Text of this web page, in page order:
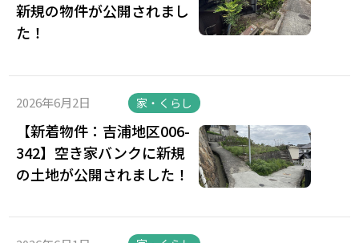
新規の物件が公開されまし
た！
2026年6月2日 家・くらし
【新着物件：吉浦地区006-
342】空き家バンクに新規
の土地が公開されました！